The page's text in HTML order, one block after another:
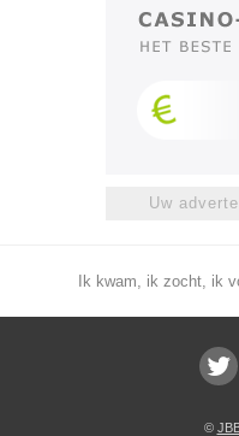
Uw
Ik kwam, ik zocht, ik
©